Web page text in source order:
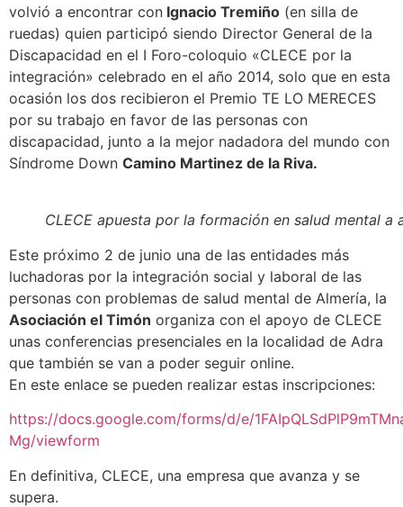
volvió a encontrar con Ignacio Tremiño (en silla de
ruedas) quien participó siendo Director General de la
Discapacidad en el I Foro-coloquio «CLECE por la
integración» celebrado en el año 2014, solo que en esta
ocasión los dos recibieron el Premio TE LO MERECES
por su trabajo en favor de las personas con
discapacidad, junto a la mejor nadadora del mundo con
Síndrome Down Camino Martinez de la Riva.
CLECE apuesta por la formación en salud mental a
Este próximo 2 de junio una de las entidades más
luchadoras por la integración social y laboral de las
personas con problemas de salud mental de Almería, la
Asociación el Timón organiza con el apoyo de CLECE
unas conferencias presenciales en la localidad de Adra
que también se van a poder seguir online.
En este enlace se pueden realizar estas inscripciones:
https://docs.google.com/forms/d/e/
Mg/viewform
En definitiva, CLECE, una empresa que avanza y se
supera.